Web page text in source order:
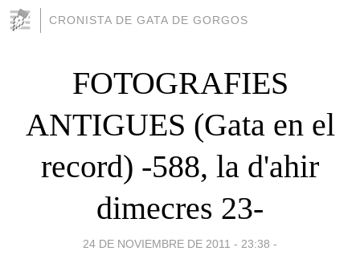
CRONISTA DE GATA DE GORGOS
FOTOGRAFIES
ANTIGUES (Gata en el
record) -588, la d'ahir
dimecres 23-
24 DE NOVIEMBRE DE 2011 - 23:38 -